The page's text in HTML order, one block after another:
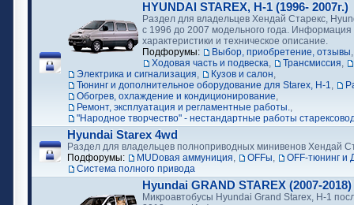
HYUNDAI STAREX, H-1 (1996- 2007г.)
Раздел для владельцев Хендай Старекс,
с 1996 до 2007 модельного года. Информация
характеристики и техническое описание.
Подфорумы:
Выбор, приобретение, отзывы
Ходовая часть и подвеска, Трансмиссия,
Электрика и сигнализация, Кузов и салон,
Тюнинг и дополнительное оборудование для Starex, H-1,
Обогрев, охлаждение и кондиционирование,
Ремонт, эксплуатация и регламентные работы.,
"Народное творчество" - нестандартные работы
Hyundai Starex 4wd
Раздел для владельцев полноприводных минивенов Хендай
Подфорумы:
MUDовая аммуниция, OFFы,
OFF-тюнинг и
Cистема полного привода
Hyundai GRAND STAREX (2007-2018)
Микроавтобусы Hyundai Grand Starex, H-1